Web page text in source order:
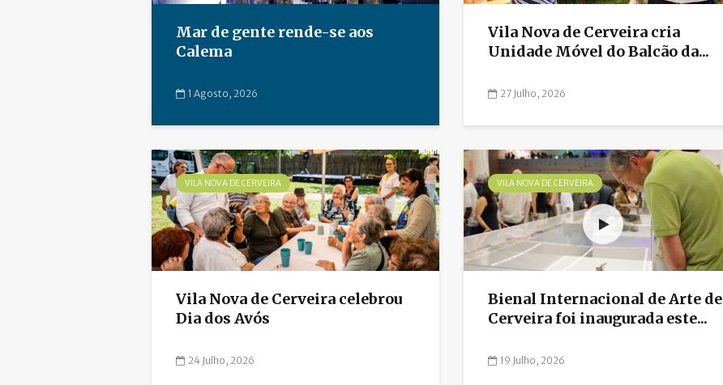
Mar de gente rende-se aos
Calema
1 Agosto, 2026
Vila Nova de Cerveira cria
Unidade Móvel do Balcão da...
27 Julho, 2026
VILA NOVA DE CERVEIRA
Vila Nova de Cerveira celebrou
Dia dos Avós
24 Julho, 2026
VILA NOVA DE CERVEIRA
Bienal Internacional de Arte de
Cerveira foi inaugurada este...
19 Julho, 2026